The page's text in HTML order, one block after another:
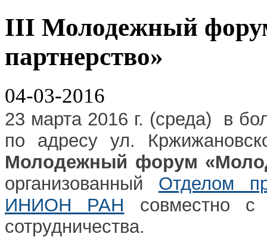
III Молодежный
партнерство»
04-03-2016
23 марта 2016 г. (среда) в
по адресу ул.
Молодежный форум
организованный Отделом
ИНИОН РАН совместно с
сотрудничества.